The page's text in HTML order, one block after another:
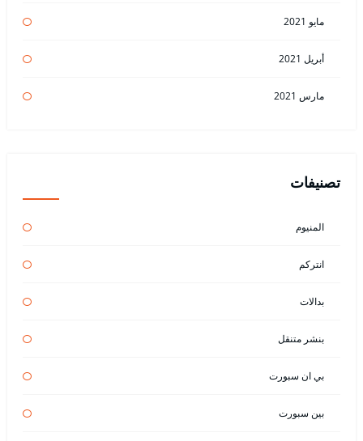
مايو 2021
أبريل 2021
مارس 2021
تصنيفات
المنيوم
انتركم
بدالات
بنشر متنقل
بي ان سبورت
بين سبورت